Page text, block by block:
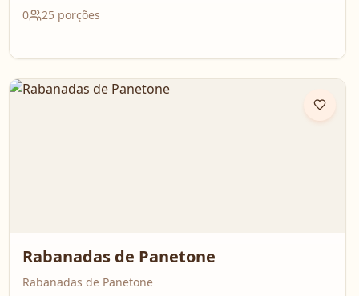
0
25porções
Rabanadas de Panetone
Rabanadas de Panetone